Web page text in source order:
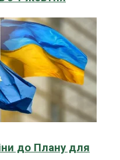
до Плану для